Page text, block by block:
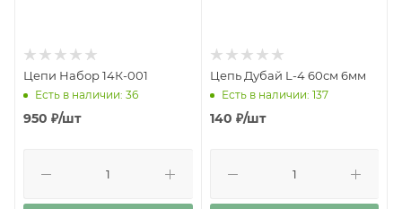
Цепи Набор 14К-001
Есть в наличии: 36
950 ₽/шт
Цепь Дубай L-4 60см 6мм
Есть в наличии: 137
140 ₽/шт